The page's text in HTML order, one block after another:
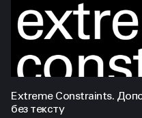
Extreme Constraints.
без тексту